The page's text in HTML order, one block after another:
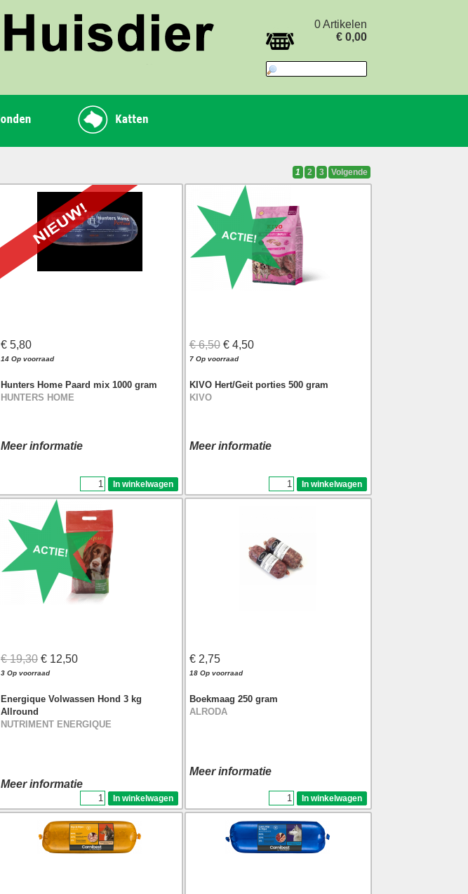
0 Artikelen
€ 0,00
1 2 3 Volgende
€ 5,80
14 Op voorraad
Hunters Home Paard mix 1000 gram
HUNTERS HOME
Meer informatie
€ 6,50 € 4,50
7 Op voorraad
KIVO Hert/Geit porties 500 gram
KIVO
Meer informatie
€ 19,30 € 12,50
3 Op voorraad
Energique Volwassen Hond 3 kg
Allround
NUTRIMENT ENERGIQUE
Meer informatie
€ 2,75
18 Op voorraad
Boekmaag 250 gram
ALRODA
Meer informatie